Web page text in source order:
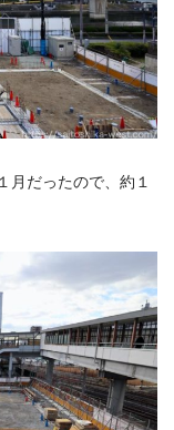
月だったので、約１